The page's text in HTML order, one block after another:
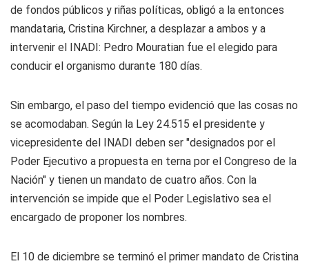
de fondos públicos y riñas políticas, obligó a la entonces
mandataria, Cristina Kirchner, a desplazar a ambos y a
intervenir el INADI: Pedro Mouratian fue el elegido para
conducir el organismo durante 180 días.
Sin embargo, el paso del tiempo evidenció que las cosas no
se acomodaban. Según la Ley 24.515 el presidente y
vicepresidente del INADI deben ser "designados por el
Poder Ejecutivo a propuesta en terna por el Congreso de la
Nación" y tienen un mandato de cuatro años. Con la
intervención se impide que el Poder Legislativo sea el
encargado de proponer los nombres.
El 10 de diciembre se terminó el primer mandato de Cristina